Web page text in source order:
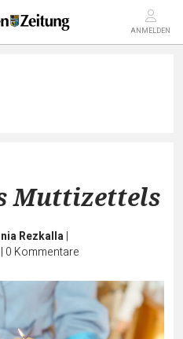
ANMELDEN
Muttizettels
Rezkalla|
| 0 Kommentare